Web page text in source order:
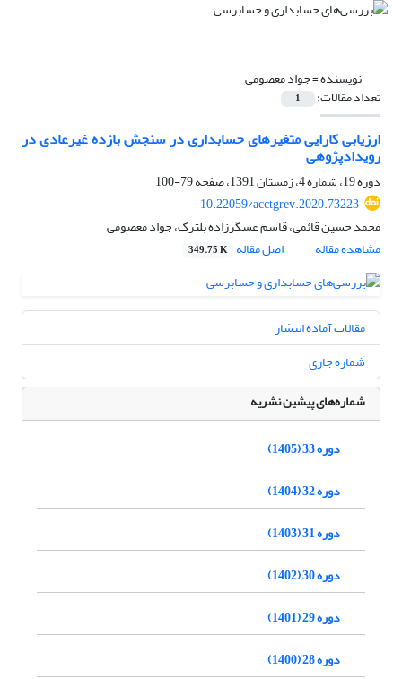
نویسنده =جواد معصومی
تعداد مقالات: 1
ارزیابی کارایی متغیرهای حسابداری در سنجش بازده غیرعادی در
رویدادپژوهی
دوره 19، شماره 4، زمستان 1391، صفحه
79-100
10.22059/acctgrev.2020.73223
محمد حسین قائمی، قاسم عسگرزاده بلترک، جواد معصومی
مشاهده مقاله
اصل مقاله 349.75 K
مقالات آماده انتشار
شماره جاری
شماره‌های پیشین نشریه
دوره 33 (1405)
دوره 32 (1404)
دوره 31 (1403)
دوره 30 (1402)
دوره 29 (1401)
دوره 28 (1400)